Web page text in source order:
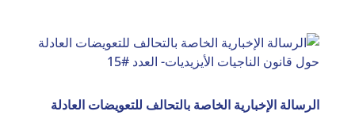
الرسالة الإخبارية الخاصة بالتحالف للتعويضات العادلة